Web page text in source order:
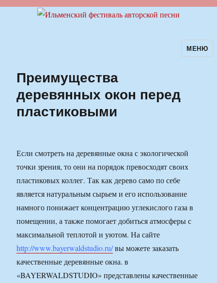
Ильменский фестиваль авторскойМЕНЮ
Преимущества
деревянных окон перед
пластиковыми
Если смотреть на деревянные окна с экологической
точки зрения, то они на порядок превосходят своих
пластиковых коллег. Так как дерево само по себе
является натуральным сырьем и его использование
намного понижает концентрацию углекислого газа в
помещении, а также помогает добиться атмосферы с
максимальной теплотой и уютом. На сайте
http://www.bayerwaldstudio.ru/вы можете заказать
качественные деревянные окна. в
«BAYERWALDSTUDIO» представлены качественные